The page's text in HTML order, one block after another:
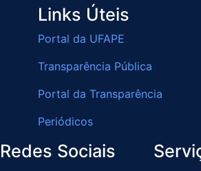
Links Úteis
Portal da UFAPE
Transparência Pública
Portal da Transparência
Periódicos
Redes Sociais